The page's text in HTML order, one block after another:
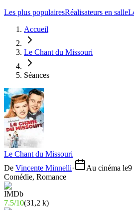
Les plus populairesRéalisateurs en salle
Accueil
Le Chant du Missouri
Séances
Le Chant du Missouri
De Vincente Minnelli· Au cinéma le9
Comédie, Romance
7.5/10(31,2 k)